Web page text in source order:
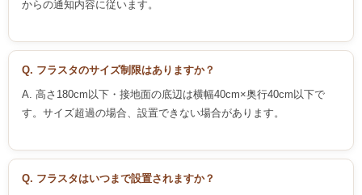
からの通知内容に従います。
Q. フラスタのサイズ制限はありますか？
A. 高さ180cm以下・接地面の底辺は横幅40cm×奥行40cm以下で
す。サイズ超過の場合、設置できない場合があります。
Q. フラスタはいつまで設置されますか？